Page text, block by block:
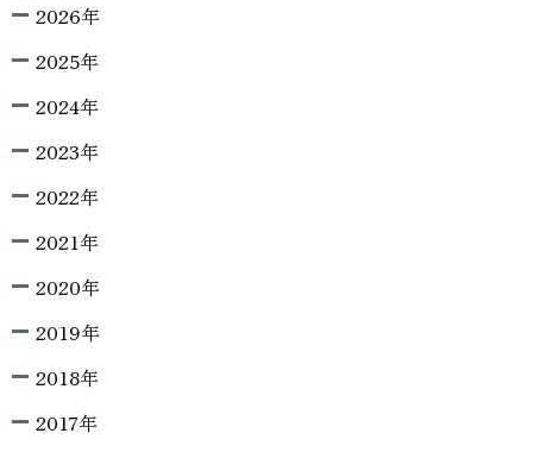
2026年
2025年
2024年
2023年
2022年
2021年
2020年
2019年
2018年
2017年